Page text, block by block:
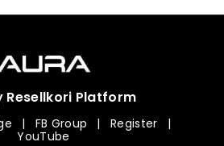
Resellkori Platform
| FB Group | Register
|
YouTube